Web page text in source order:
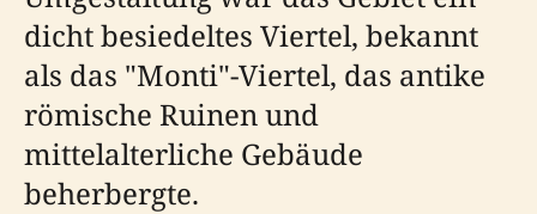
dicht besiedeltes Viertel, bekannt
als das "Monti"-Viertel, das antike
römische Ruinen und
mittelalterliche Gebäude
beherbergte.